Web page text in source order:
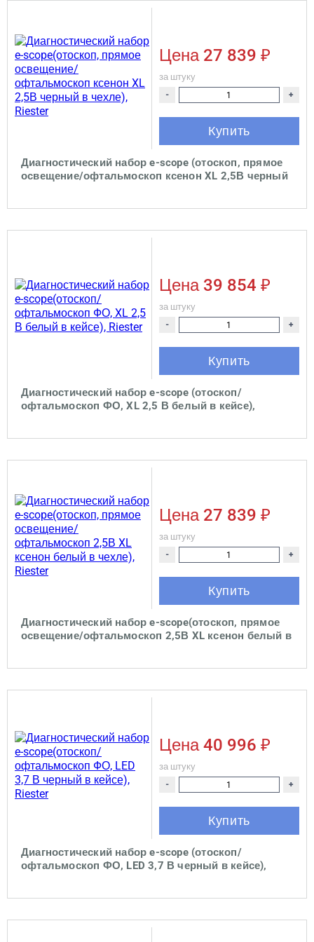
Диагностический набор e-scope (отоскоп, прямое
освещение/офтальмоскоп ксенон XL 2,5В черный
Цена 27 839 ₽
за штуку
- +
Купить
Диагностический набор e-scope (отоскоп/
офтальмоскоп ФО, XL 2,5 В белый в кейсе),
Цена 39 854 ₽
за штуку
- +
Купить
Диагностический набор e-scope(отоскоп, прямое
освещение/офтальмоскоп 2,5В XL ксенон белый в
Цена 27 839 ₽
за штуку
- +
Купить
Диагностический набор e-scope (отоскоп/
офтальмоскоп ФО, LED 3,7 В черный в кейсе),
Цена40 996 ₽
за штуку
- +
Купить